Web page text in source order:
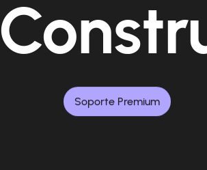
Soporte Premium